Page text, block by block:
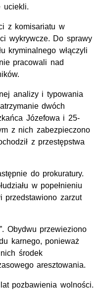
uciekli.
z komisariatu w
wykrywcze. Do sprawy
kryminalnego włączyli
pracowali nad
analizy i typowania
dwóch
Józefowa i 25-
z nich zabezpieczono
z przestępstwa
do prokuratury.
w popełnieniu
przedstawiono zarzut
Obydwu przewieziono
karnego, ponieważ
środek
aresztowania.
pozbawienia wolności.